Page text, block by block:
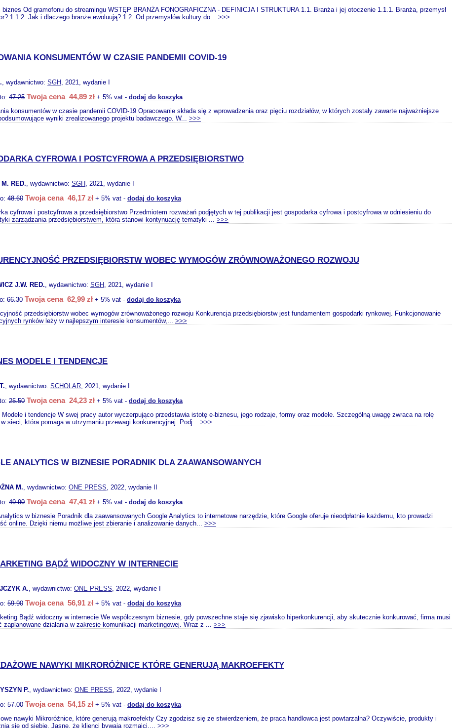
biznes Od gramofonu do streamingu WSTĘP BRANŻA FONOGRAFICZNA - DEFINICJA I STRUKTURA 1.1. Branża i jej otoczenie 1.1.1. Branża, przemysł
1.1.2. Jak i dlaczego branże ewoluują? 1.2. Od przemysłów kultury do... >>>
KONSUMENTÓW W CZASIE PANDEMII COVID-19
, wydawnictwo: SGH, 2021, wydanie I
47.25 Twoja cena 44,89 zł + 5% vat - dodaj do koszyka
konsumentów w czasie pandemii COVID-19 Opracowanie składa się z wprowadzenia oraz pięciu rozdziałów, w których zostały zawarte najważniejsze
wyniki zrealizowanego projektu badawczego. W... >>>
CYFROWA I POSTCYFROWA A PRZEDSIĘBIORSTWO
RED., wydawnictwo: SGH, 2021, wydanie I
48.60 Twoja cena 46,17 zł + 5% vat - dodaj do koszyka
cyfrowa i postcyfrowa a przedsiębiorstwo Przedmiotem rozważań podjętych w tej publikacji jest gospodarka cyfrowa i postcyfrowa w odniesieniu do
zarządzania przedsiębiorstwem, która stanowi kontynuację tematyki ... >>>
PRZEDSIĘBIORSTW WOBEC WYMOGÓW ZRÓWNOWAŻONEGO ROZWOJU
J.W. RED., wydawnictwo: SGH, 2021, wydanie I
66.30 Twoja cena 62,99 zł + 5% vat - dodaj do koszyka
przedsiębiorstw wobec wymogów zrównoważonego rozwoju Konkurencja przedsiębiorstw jest fundamentem gospodarki rynkowej. Funkcjonowanie
rynków leży w najlepszym interesie konsumentów,... >>>
MODELE I TENDENCJE
, wydawnictwo: SCHOLAR, 2021, wydanie I
25.50 Twoja cena 24,23 zł + 5% vat - dodaj do koszyka
Modele i tendencje W swej pracy autor wyczerpująco przedstawia istotę e-biznesu, jego rodzaje, formy oraz modele. Szczególną uwagę zwraca na rolę
sieci, która pomaga w utrzymaniu przewagi konkurencyjnej. Podj... >>>
ANALYTICS W BIZNESIE PORADNIK DLA ZAAWANSOWANYCH
M., wydawnictwo: ONE PRESS, 2022, wydanie II
49.90 Twoja cena 47,41 zł + 5% vat - dodaj do koszyka
w biznesie Poradnik dla zaawansowanych Google Analytics to internetowe narzędzie, które Google oferuje nieodpłatnie każdemu, kto prowadzi
online. Dzięki niemu możliwe jest zbieranie i analizowanie danych... >>>
BĄDŹ WIDOCZNY W INTERNECIE
A., wydawnictwo: ONE PRESS, 2022, wydanie I
59.90 Twoja cena 56,91 zł + 5% vat - dodaj do koszyka
Bądź widoczny w internecie We współczesnym biznesie, gdy powszechne staje się zjawisko hiperkonkurencji, aby skutecznie konkurować, firma musi
zaplanowane działania w zakresie komunikacji marketingowej. Wraz z ... >>>
NAWYKI MIKRORÓŻNICE KTÓRE GENERUJĄ MAKROEFEKTY
P., wydawnictwo: ONE PRESS, 2022, wydanie I
57.00 Twoja cena 54,15 zł + 5% vat - dodaj do koszyka
nawyki Mikroróżnice, które generują makroefekty Czy zgodzisz się ze stwierdzeniem, że praca handlowca jest powtarzalna? Oczywiście, produkty i
się od siebie. Jasne, że klienci bywają rozmaici.... >>>